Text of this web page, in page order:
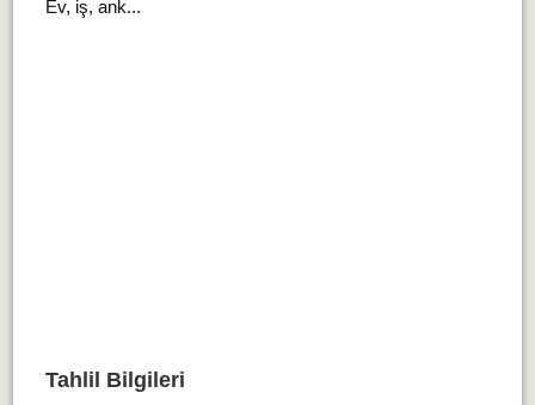
Ev, iş, ank...
Tahlil Bilgileri